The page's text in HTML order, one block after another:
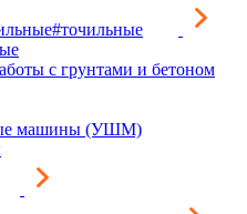
с грунтами и бетоном
машины (УШМ)